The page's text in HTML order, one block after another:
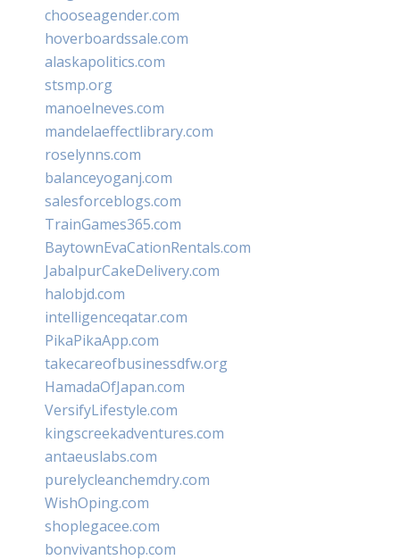
chooseagender.com
hoverboardssale.com
alaskapolitics.com
stsmp.org
manoelneves.com
mandelaeffectlibrary.com
roselynns.com
balanceyoganj.com
salesforceblogs.com
TrainGames365.com
BaytownEvaCationRentals.com
JabalpurCakeDelivery.com
halobjd.com
intelligenceqatar.com
PikaPikaApp.com
takecareofbusinessdfw.org
HamadaOfJapan.com
VersifyLifestyle.com
kingscreekadventures.com
antaeuslabs.com
purelycleanchemdry.com
WishOping.com
shoplegacee.com
bonvivantshop.com